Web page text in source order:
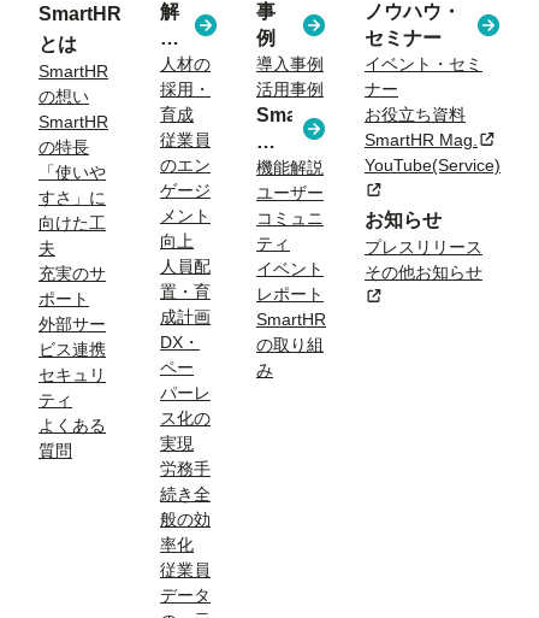
SmartHR
とは
SmartHR
の想い
SmartHR
の特長
「使いや
すさ」に
向けた工
夫
充実のサ
ポート
外部サー
ビス連携
セキュリ
ティ
よくある
質問
解
決
す
る
課
題
人材の
採用・
育成
従業員
のエン
ゲージ
メント
向上
人員配
置・育
成計画
DX・
ペー
パーレ
ス化の
実現
労務手
続き全
般の効
率化
従業員
データ
事
例
導入事例
活用事例
SmartHR
コ
ラ
ム
機能解説
ユーザー
コミュニ
ティ
イベント
レポート
SmartHR
の取り組
み
ノウハウ・
セミナー
イベント・セミ
ナー
お役立ち資料
SmartHR Mag.新規タ
YouTube(Service)
新規タブまたはウィン
お知らせ
プレスリリース
その他お知らせ
新規タブまたはウィン